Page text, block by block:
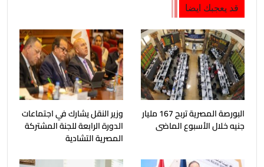
قد يعجبك ايضا
البورصة المصرية تربح 167 مليار
جنيه خلال الأسبوع الماضى
وزير النقل يشارك في اجتماعات
الدورة الرابعة للجنة المشتركة
المصرية التشادية